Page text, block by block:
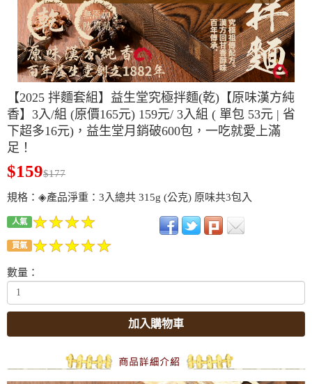
【2025 拌麵套組】益生堂究極拌麵(乾)【原味漢方純
香】3入/組 (原價165元) 159元/ 3入組 ( 單包 53元 | 省
下超多16元)，益生堂月銷破600包，一吃就愛上滿
足！
$159$177
規格：◈產品淨重：3入總共 315g (公克) 原味共3包入
人氣
買氣
數量：
加入購物車